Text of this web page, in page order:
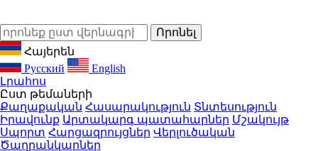
Հայերեն
Русский
English
Լրահոս
Ըստ թեմաների
Քաղաքական Հասարակություն Տնտեսություն
Իրավունք Արտակարգ պատահարներ Մշակույթ
Սպորտ Հարցազրույցներ Վերլուծական
Ծաղրանկարներ